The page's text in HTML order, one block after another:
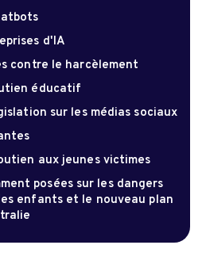
d'IA
contre le harcèlement
éducatif
sur les médias sociaux
aux jeunes victimes
posées sur les dangers
enfants et le nouveau plan